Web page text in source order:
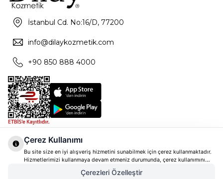
İstanbul Cd. No:16/D, 77200
info@dilaykozmetik.com
+90 850 888 4000
Çerez Kullanımı
Bu site size en iyi alışveriş hizmetini sunabilmek için çerez kullanmaktadır.
Hizmetlerimizi kullanmaya devam etmeniz durumunda, çerez kullanımını
kabul ettiğinizi varsayacağız. Çerezler hakkında daha fazla bilgi ve nasıl
reddedeceğinizi öğrenmek içintıklayınız
Çerezleri Özelleştir